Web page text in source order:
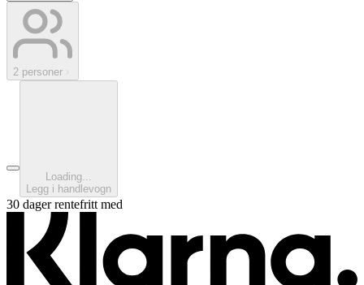
2 personer
Loading...
Legg i handlevogn
30 dager rentefritt med